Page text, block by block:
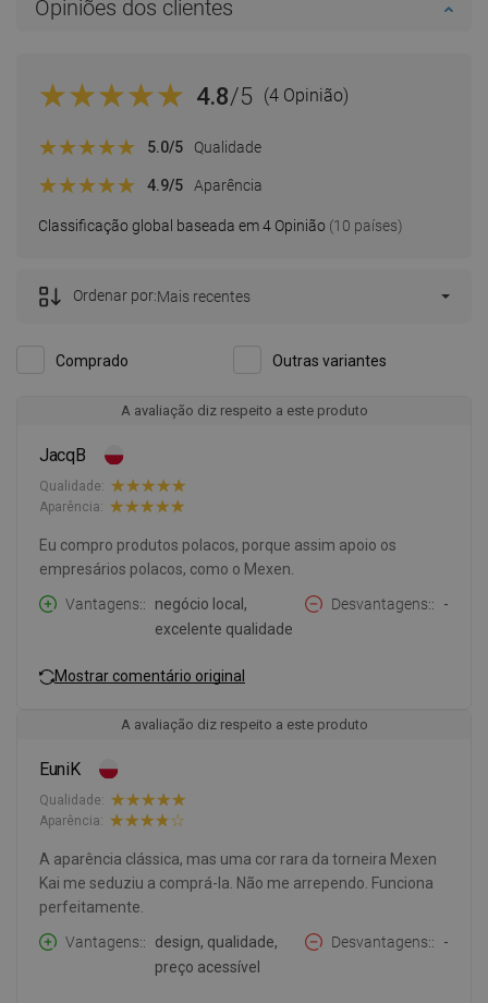
Opiniões dos clientes
4.8/5 (4 Opinião)
Classificação global baseada em 4 Opinião (10 países)
5.0/5 Qualidade
4.9/5 Aparência
Comprado Outras variantes
Ordenar por:Mais recentes
A avaliação diz respeito a este produto
JacqB
Qualidade:
Aparência:
Eu compro produtos polacos, porque assim apoio os
empresários polacos, como o Mexen.
Vantagens:
negócio local,
excelente qualidade
Desvantagens: -
Mostrar comentário original
A avaliação diz respeito a este produto
EuniK
Qualidade:
Aparência:
A aparência clássica, mas uma cor rara da torneira Mexen
Kai me seduziu a comprá-la. Não me arrependo. Funciona
perfeitamente.
Vantagens:
design, qualidade,
preço acessível
Desvantagens: -